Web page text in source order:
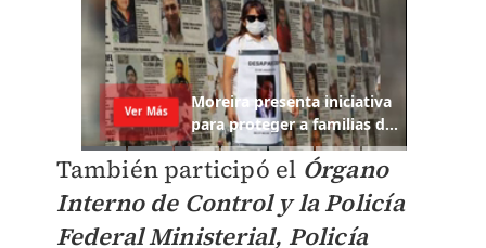
También participó el Órgano
Interno de Control y la Policía
Federal Ministerial, Policía